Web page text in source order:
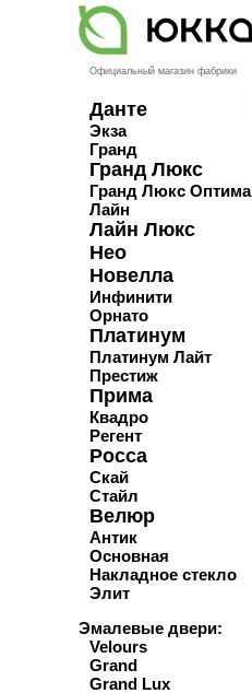
Официальный магазин фабрики
Данте
Экза
Гранд
Гранд Люкс
Гранд Люкс Оптима
Лайн
Лайн Люкс
Нео
Новелла
Инфинити
Орнато
Платинум
Платинум Лайт
Престиж
Прима
Квадро
Регент
Росса
Скай
Стайл
Велюр
Антик
Основная
Накладное стекло
Элит
Эмалевые двери:
Velours
Grand
Grand Lux